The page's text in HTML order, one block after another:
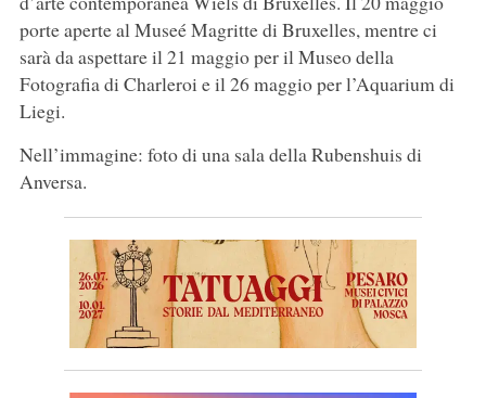
porte aperte al Museé Magritte di Bruxelles, mentre ci
sarà da aspettare il 21 maggio per il Museo della
Fotografia di Charleroi e il 26 maggio per l’Aquarium di
Liegi.
Nell’immagine: foto di una sala della Rubenshuis di
Anversa.